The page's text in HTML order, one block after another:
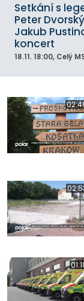
Setkání s
Peter
Jakub
koncert
18.11. 18:00, Celý